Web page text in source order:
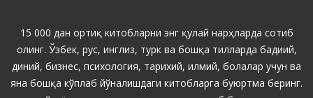
15 000 дан ортиқ китобларни энг қулай нарҳларда сотиб
олинг. Ўзбек, рус, инглиз, турк ва бошқа тилларда бадиий,
диний, бизнес, психология, тарихий, илмий, болалар учун ва
яна бошқа кўплаб йўналишдаги китобларга буюртма беринг.